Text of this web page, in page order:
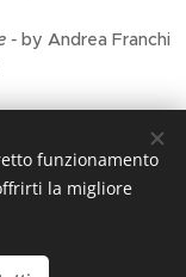
- by Andrea Franchi
funzionamento
la migliore